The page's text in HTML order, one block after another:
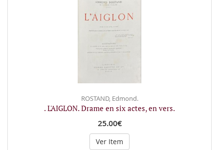
ROSTAND, Edmond.
. L'AIGLON. Drame en six actes, en vers.
25.00€
Ver Item